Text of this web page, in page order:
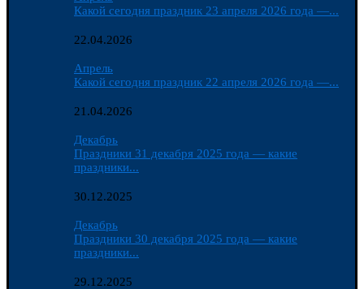
Какой сегодня праздник 23 апреля 2026 года —...
22.04.2026
Апрель
Какой сегодня праздник 22 апреля 2026 года —...
21.04.2026
Декабрь
Праздники 31 декабря 2025 года — какие
праздники...
30.12.2025
Декабрь
Праздники 30 декабря 2025 года — какие
праздники...
29.12.2025